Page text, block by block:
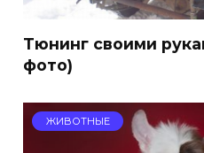
Тюнинг своими
фото)
ЖИВОТНЫЕ